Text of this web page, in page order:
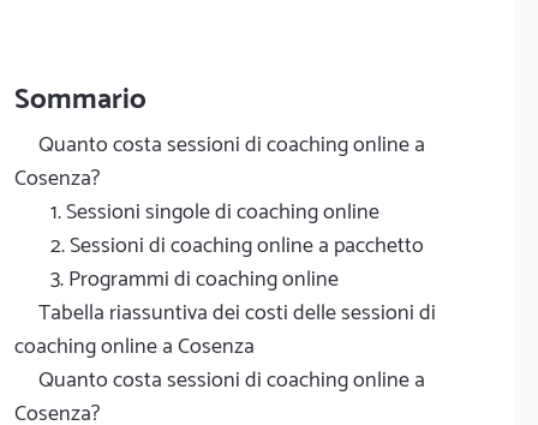
Sommario
Quanto costa sessioni di coaching online a
Cosenza?
1. Sessioni singole di coaching online
2. Sessioni di coaching online a pacchetto
3. Programmi di coaching online
Tabella riassuntiva dei costi delle sessioni di
coaching online a Cosenza
Quanto costa sessioni di coaching online a
Cosenza?